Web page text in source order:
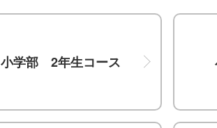
小学部 2年生コース